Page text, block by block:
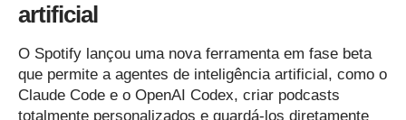
artificial
O Spotify lançou uma nova ferramenta em fase beta
que permite a agentes de inteligência artificial, como o
Claude Code e o OpenAI Codex, criar podcasts
totalmente personalizados e guardá-los diretamente